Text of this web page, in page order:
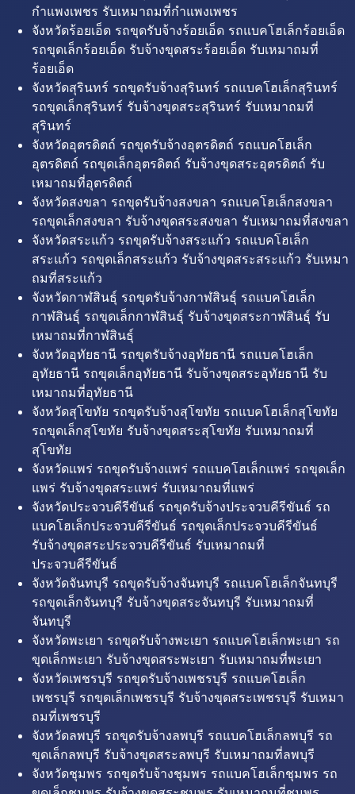
กำแพงเพชร รับเหมาถมที่กำแพงเพชร
จังหวัดร้อยเอ็ด รถขุดรับจ้างร้อยเอ็ด รถแบคโฮเล็กร้อยเอ็ด
รถขุดเล็กร้อยเอ็ด รับจ้างขุดสระร้อยเอ็ด รับเหมาถมที่
ร้อยเอ็ด
จังหวัดสุรินทร์ รถขุดรับจ้างสุรินทร์ รถแบคโฮเล็กสุรินทร์
รถขุดเล็กสุรินทร์ รับจ้างขุดสระสุรินทร์ รับเหมาถมที่
สุรินทร์
จังหวัดอุตรดิตถ์ รถขุดรับจ้างอุตรดิตถ์ รถแบคโฮเล็ก
อุตรดิตถ์ รถขุดเล็กอุตรดิตถ์ รับจ้างขุดสระอุตรดิตถ์ รับ
เหมาถมที่อุตรดิตถ์
จังหวัดสงขลา รถขุดรับจ้างสงขลา รถแบคโฮเล็กสงขลา
รถขุดเล็กสงขลา รับจ้างขุดสระสงขลา รับเหมาถมที่สงขลา
จังหวัดสระแก้ว รถขุดรับจ้างสระแก้ว รถแบคโฮเล็ก
สระแก้ว รถขุดเล็กสระแก้ว รับจ้างขุดสระสระแก้ว รับเหมา
ถมที่สระแก้ว
จังหวัดกาฬสินธุ์ รถขุดรับจ้างกาฬสินธุ์ รถแบคโฮเล็ก
กาฬสินธุ์ รถขุดเล็กกาฬสินธุ์ รับจ้างขุดสระกาฬสินธุ์ รับ
เหมาถมที่กาฬสินธุ์
จังหวัดอุทัยธานี รถขุดรับจ้างอุทัยธานี รถแบคโฮเล็ก
อุทัยธานี รถขุดเล็กอุทัยธานี รับจ้างขุดสระอุทัยธานี รับ
เหมาถมที่อุทัยธานี
จังหวัดสุโขทัย รถขุดรับจ้างสุโขทัย รถแบคโฮเล็กสุโขทัย
รถขุดเล็กสุโขทัย รับจ้างขุดสระสุโขทัย รับเหมาถมที่
สุโขทัย
จังหวัดแพร่ รถขุดรับจ้างแพร่ รถแบคโฮเล็กแพร่ รถขุดเล็ก
แพร่ รับจ้างขุดสระแพร่ รับเหมาถมที่แพร่
จังหวัดประจวบคีรีขันธ์ รถขุดรับจ้างประจวบคีรีขันธ์ รถ
แบคโฮเล็กประจวบคีรีขันธ์ รถขุดเล็กประจวบคีรีขันธ์
รับจ้างขุดสระประจวบคีรีขันธ์ รับเหมาถมที่
ประจวบคีรีขันธ์
จังหวัดจันทบุรี รถขุดรับจ้างจันทบุรี รถแบคโฮเล็กจันทบุรี
รถขุดเล็กจันทบุรี รับจ้างขุดสระจันทบุรี รับเหมาถมที่
จันทบุรี
จังหวัดพะเยา รถขุดรับจ้างพะเยา รถแบคโฮเล็กพะเยา รถ
ขุดเล็กพะเยา รับจ้างขุดสระพะเยา รับเหมาถมที่พะเยา
จังหวัดเพชรบุรี รถขุดรับจ้างเพชรบุรี รถแบคโฮเล็ก
เพชรบุรี รถขุดเล็กเพชรบุรี รับจ้างขุดสระเพชรบุรี รับเหมา
ถมที่เพชรบุรี
จังหวัดลพบุรี รถขุดรับจ้างลพบุรี รถแบคโฮเล็กลพบุรี รถ
ขุดเล็กลพบุรี รับจ้างขุดสระลพบุรี รับเหมาถมที่ลพบุรี
จังหวัดชุมพร รถขุดรับจ้างชุมพร รถแบคโฮเล็กชุมพร รถ